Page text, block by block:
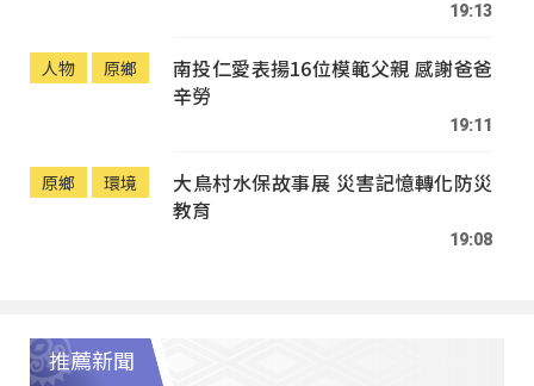
19:13
人物 原鄉
南投仁愛表揚16位模範父親 感謝爸爸
辛勞
19:11
原鄉 環境
大鳥村水保故事展 災害記憶轉化防災
教育
19:08
推薦新聞